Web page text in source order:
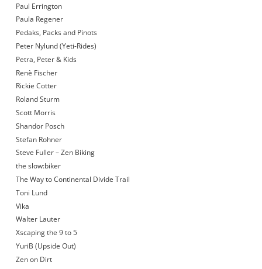
Paul Errington
Paula Regener
Pedaks, Packs and Pinots
Peter Nylund (Yeti-Rides)
Petra, Peter & Kids
Renè Fischer
Rickie Cotter
Roland Sturm
Scott Morris
Shandor Posch
Stefan Rohner
Steve Fuller – Zen Biking
the slow:biker
The Way to Continental Divide Trail
Toni Lund
Vika
Walter Lauter
Xscaping the 9 to 5
YuriB (Upside Out)
Zen on Dirt